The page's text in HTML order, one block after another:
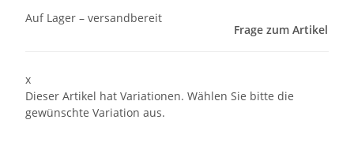
Auf Lager – versandbereit
Frage zum Artikel
x
Dieser Artikel hat Variationen. Wählen Sie bitte die
gewünschte Variation aus.